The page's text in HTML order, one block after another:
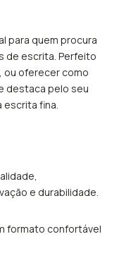
para quem procura
de escrita. Perfeito
ou oferecer como
destaca pelo seu
escrita fina.
e durabilidade.
formato confortável